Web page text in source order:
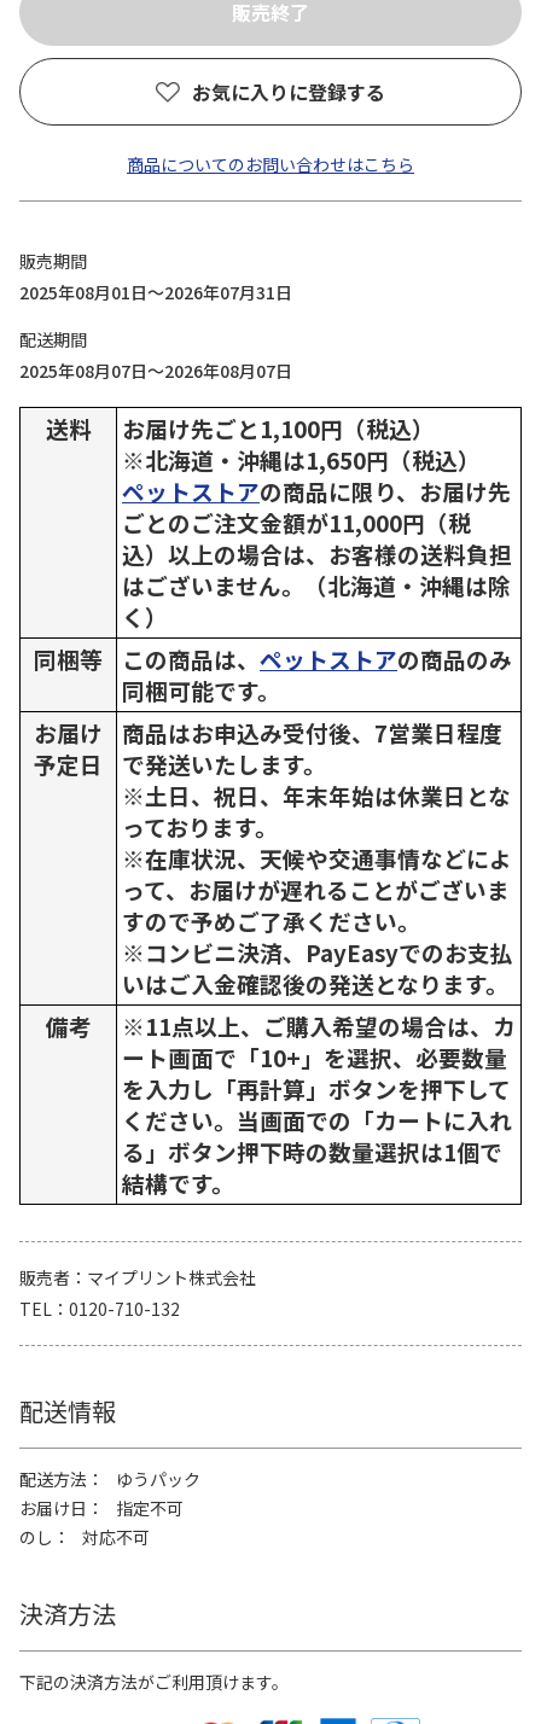
お気に入りに登録する
商品についてのお問い合わせはこちら
販売期間
2025年08月01日～2026年07月31日
配送期間
2025年08月07日～2026年08月07日
送料
お届け先ごと1,100円（税込）
※北海道・沖縄は1,650円（税込）
ペットストアの商品に限り、お届け先
ごとのご注文金額が11,000円（税
込）以上の場合は、お客様の送料負担
はございません。（北海道・沖縄は除
く）
同梱等
この商品は、 ペットストアの商品のみ
同梱可能です。
お届け
予定日
商品はお申込み受付後、7営業日程度
で発送いたします。
※土日、祝日、年末年始は休業日とな
っております。
※在庫状況、天候や交通事情などによ
って、お届けが遅れることがございま
すので予めご了承ください。
※コンビニ決済、PayEasyでのお支払
いはご入金確認後の発送となります。
備考
※11点以上、ご購入希望の場合は、カ
ート画面で「10+」を選択、必要数量
を入力し「再計算」ボタンを押下して
ください。当画面での「カートに入れ
る」ボタン押下時の数量選択は1個で
結構です。
販売者
マイプリント株式会社
TEL
0120-710-132
配送情報
配送方法
ゆうパック
お届け日
指定不可
のし
対応不可
決済方法
下記の決済方法がご利用頂けます。